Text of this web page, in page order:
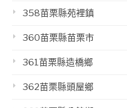
358苗栗縣苑裡鎮
360苗栗縣苗栗市
361苗栗縣造橋鄉
362苗栗縣頭屋鄉